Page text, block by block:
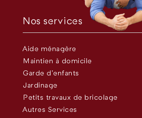
Nos services
Aide ménagère
Maintien à domicile
Garde d’enfants
Jardinage
Petits travaux de bricolage
Autres Services